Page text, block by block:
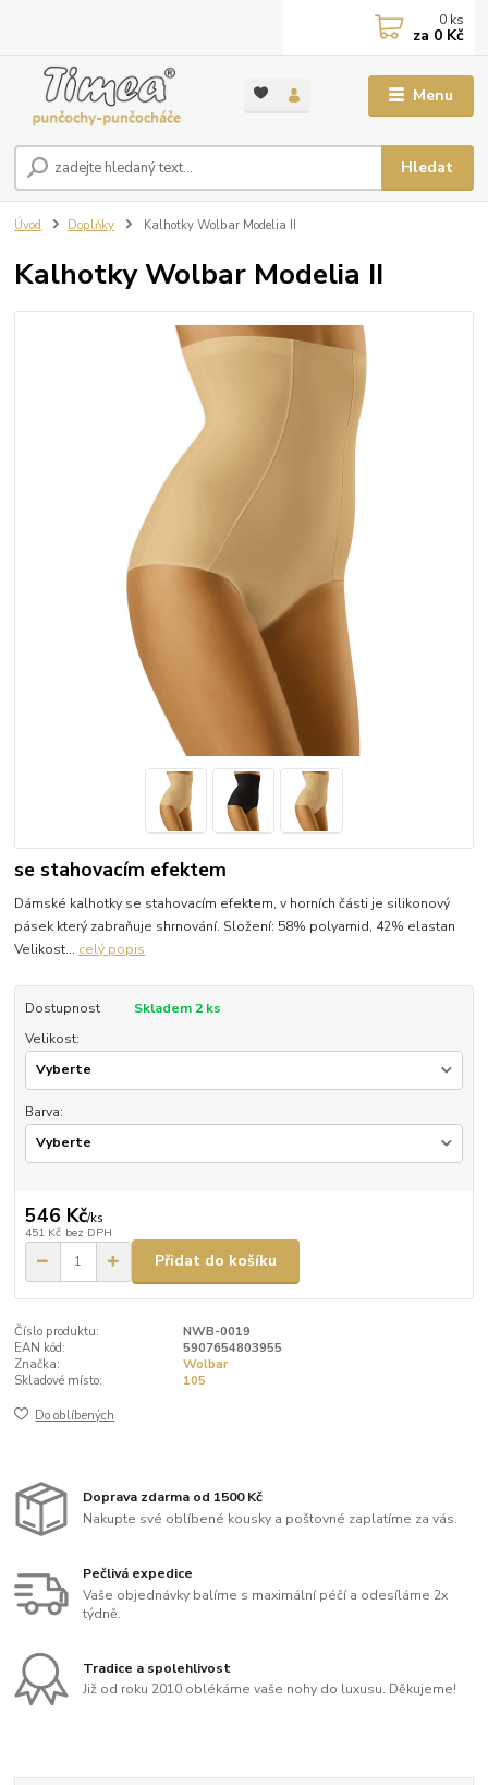
Menu
Hledat
0 ks
za 0 Kč
Úvod Doplňky Kalhotky Wolbar Modelia II
Kalhotky Wolbar Modelia II
se stahovacím efektem
Dámské kalhotky se stahovacím efektem, v horních části je silikonový
pásek který zabraňuje shrnování. Složení: 58% polyamid, 42% elastan
Velikost... celý popis
Dostupnost
Skladem 2 ks
Velikost:
Barva:
546 Kč/ks
451 Kč bez DPH
Přidat do košíku
Číslo produktu:
NWB-0019
EAN kód:
5907654803955
Značka:
Wolbar
Skladové místo:
105
Do oblíbených
Doprava zdarma od 1500 Kč
Nakupte své oblíbené kousky a poštovné zaplatíme za vás.
Pečlivá expedice
Vaše objednávky balíme s maximální péčí a odesíláme 2x
týdně.
Tradice a spolehlivost
Již od roku 2010 oblékáme vaše nohy do luxusu. Děkujeme!